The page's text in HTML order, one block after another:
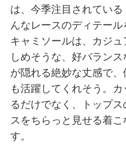
は、今季注目されてい
んなレースのディテー
キャミソールは、カジ
しめそうな、好バラン
が隠れる絶妙な丈感で
も活躍してくれそう。
るだけでなく、トップ
スをちらっと見せる着
す。